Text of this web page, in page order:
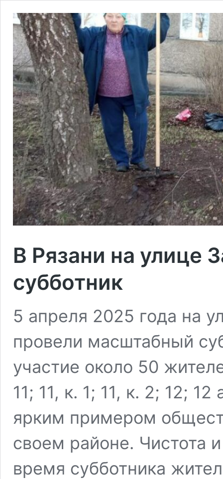
В Рязани на улице
субботник
5 апреля 2025 года на
провели масштабный
участие около 50
11; 11, к. 1; 11, к. 2; 12;
ярким примером
своем районе. Чистота
время субботника